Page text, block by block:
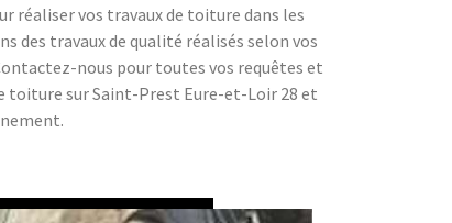
réaliser vos travaux de toiture dans les
des travaux de qualité réalisés selon vos
nous pour toutes vos requêtes et
toiture sur Saint-Prest Eure-et-Loir 28 et